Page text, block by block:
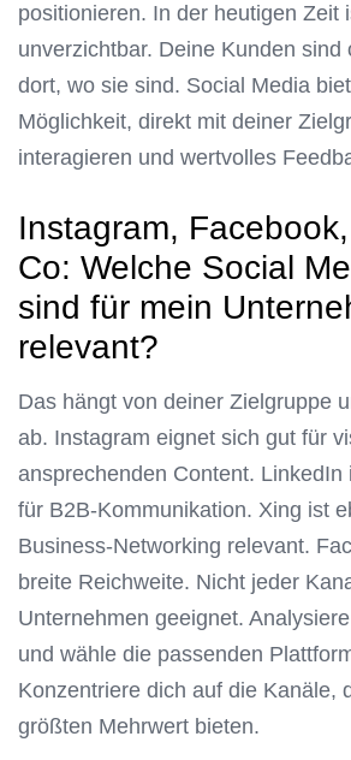
positionieren. In der heutigen Zeit
unverzichtbar. Deine Kunden sind
dort, wo sie sind. Social Media
Möglichkeit, direkt mit deiner
interagieren und wertvolles
Instagram,
Co: Welche Social
sind für mein
relevant?
Das hängt von deiner Zielgruppe
ab. Instagram eignet sich gut für
ansprechenden Content. LinkedIn
für B2B-Kommunikation. Xing ist
Business-Networking relevant.
breite Reichweite. Nicht jeder
Unternehmen geeignet.
und wähle die passenden
Konzentriere dich auf die Kanäle,
größten Mehrwert bieten.